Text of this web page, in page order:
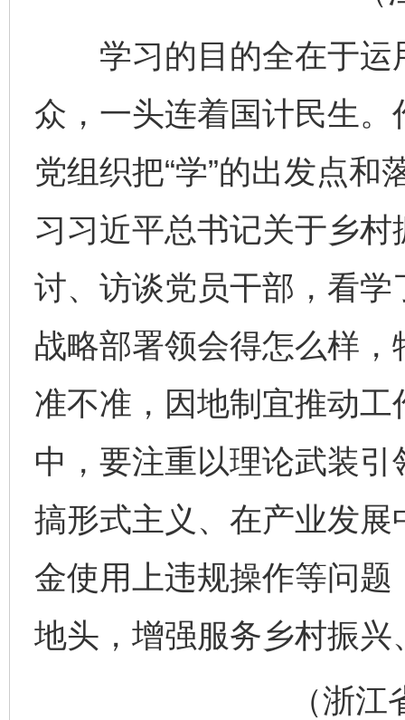
学习的目的全在于运
众，一头连着国计民生
党组织把“学”的出发点和
习习近平总书记关于乡
讨、访谈党员干部，看
战略部署领会得怎么样
准不准，因地制宜推动
中，要注重以理论武装
搞形式主义、在产业发
金使用上违规操作等问
地头，增强服务乡村振
（浙江省
完善运行机制助力责任有效落实 一纸欠